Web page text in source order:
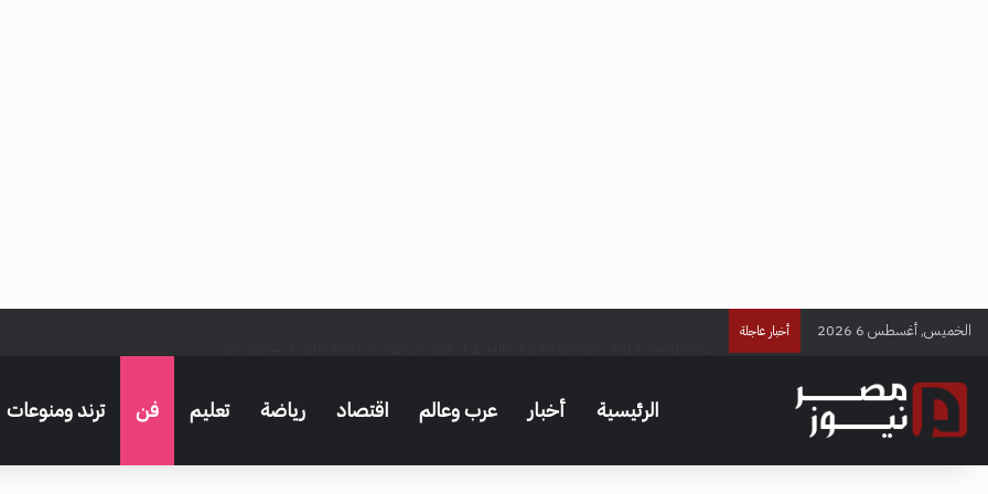
الخميس, أغسطس 6 2026 أخبار عاجلة
الرئيسية أخبار عرب وعالم اقتصاد رياضة تعليم فن ترند ومنوعات